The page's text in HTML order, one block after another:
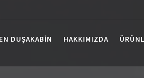
DUŞAKABIN HAKKIMIZDA